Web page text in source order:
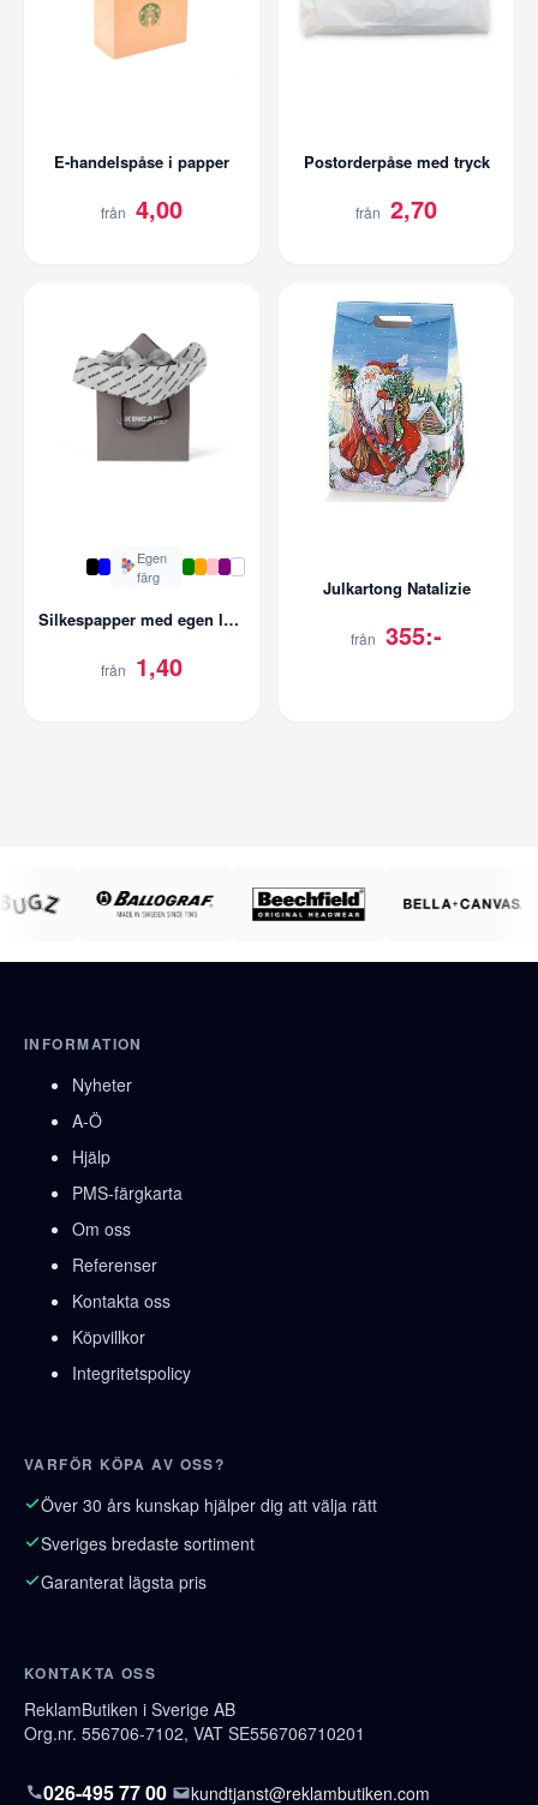
E-handelspåse i papper
från 4,00
Postorderpåse med tryck
från 2,70
Egen
färg
Silkespapper med egen logga
från 1,40
Julkartong Natalizie
från 355:-
INFORMATION
Nyheter
A-Ö
Hjälp
PMS-färgkarta
Om oss
Referenser
Kontakta oss
Köpvillkor
Integritetspolicy
VARFÖR KÖPA AV OSS?
Över 30 års kunskap hjälper dig att välja rätt
Sveriges bredaste sortiment
Garanterat lägsta pris
KONTAKTA OSS
ReklamButiken i Sverige AB
Org.nr. 556706-7102, VAT SE556706710201
026-495 77 00 kundtjanst@reklambutiken.com